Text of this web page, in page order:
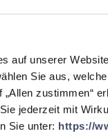
auf unserer
Sie aus,
zustimmen“
jederzeit mit
Sie unter: https://